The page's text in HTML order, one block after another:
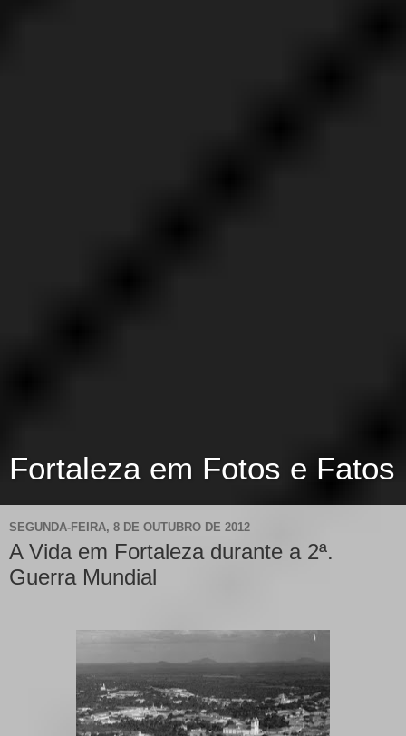
Fortaleza em Fotos e Fatos
SEGUNDA-FEIRA, 8 DE OUTUBRO DE 2012
A Vida em Fortaleza durante a 2ª.
Guerra Mundial